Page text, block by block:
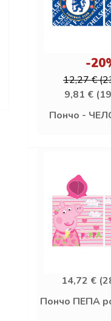
-
12,27 €
9,81 €
Пончо -
14,72 €
Пончо ПЕПА